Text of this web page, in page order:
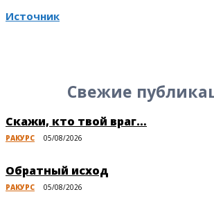
Источник
Свежие
Скажи, кто твой враг…
РАКУРС 05/08/2026
Обратный исход
РАКУРС 05/08/2026